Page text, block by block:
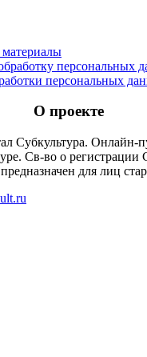
персональных
персональных
О проекте
Субкультура. Онлайн-
Св-во о
для лиц